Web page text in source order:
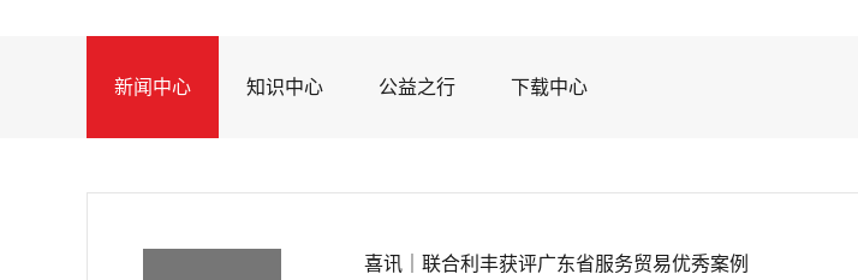
新闻中心 知识中心 公益之行 下载中心
喜讯｜联合利丰获评广东省服务贸易优秀案例